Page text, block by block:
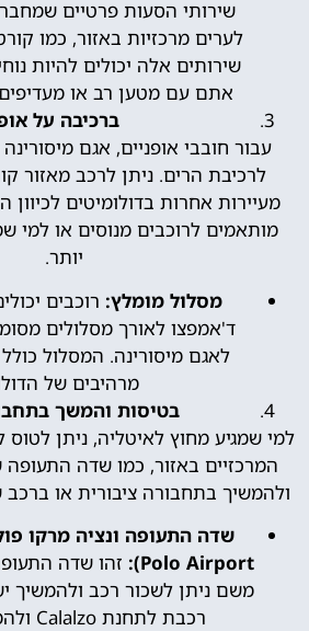
שירותי הסעות פרטיים
לערים מרכזיות באזור, כמו
שירותים אלה יכולים להיות
אתם עם מטען רב או
ברכיבה על
עבור חובבי אופניים, אגם
לרכיבת הרים. ניתן לרכב מאזור
מעיירות אחרות בדולומיטים
מותאמים לרוכבים מנוסים או למי
יותר.
מסלול מומלץ: רוכבים
ד'אמפצו לאורך מסלולים
לאגם מיסורינה. המסלול כולל
מרהיבים של
בטיסות והמשך
למי שמגיע מחוץ לאיטליה, ניתן
המרכזיים באזור, כמו שדה התעופה
ולהמשיך בתחבורה ציבורית או ברכב
Polo Airport):
זהו שדה
משם ניתן לשכור רכב ולהמשיך
רכבת לתחנת Calalzo ולהמשיך באוטובוס.